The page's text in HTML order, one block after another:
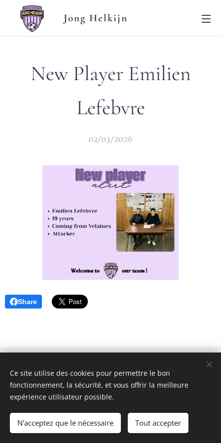
Jong Helkijn
New Player Emilien
Lefebvre
02/03/2026
Share
Jong Helkijn
Langues
Français
Ce site utilise des cookies pour permettre le bon
fonctionnement, la sécurité, et vous offrir la meilleure
expérience utilisateur possible.
N'acceptez que le nécessaire Tout accepter